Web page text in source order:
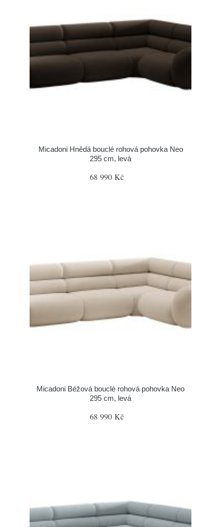
Micadoni Hnědá bouclé rohová pohovka Neo
295 cm, levá
68 990 Kč
Micadoni Béžová bouclé rohová pohovka Neo
295 cm, levá
68 990 Kč